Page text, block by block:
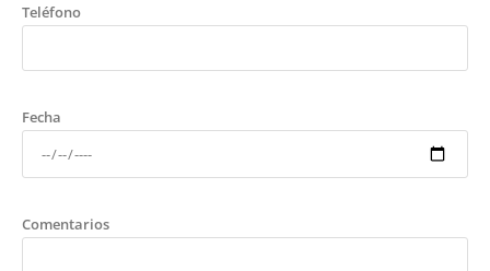
Teléfono
Fecha
Comentarios